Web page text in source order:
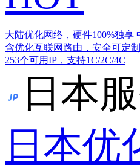
大陆优化网络，硬件100%独享
含优化互联网路由，安全可定制
253个可用IP，支持1C/2C/4C
日本
日本优